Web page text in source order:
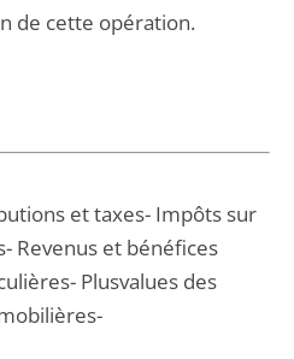
de cette opération.
et taxes- Impôts sur
Revenus et bénéfices
Plusvalues des